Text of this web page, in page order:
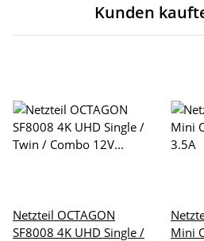
Kunden
Netzteil OCTAGON
SF8008 4K UHD Single /
Mini